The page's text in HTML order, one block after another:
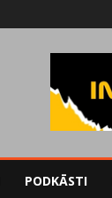
PODKĀSTI